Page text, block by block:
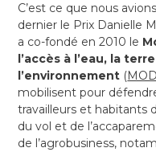
C’est ce que nous
dernier le Prix Danielle
a co-fondé en 2010 le
l’accès à l’eau, la
l’environnement (
mobilisent pour
travailleurs et habitants
du vol et de
de l’agrobusiness,